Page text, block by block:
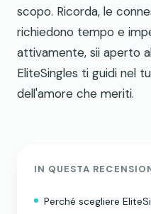
scopo. Ricorda, le
richiedono tempo e
attivamente, sii aperto
EliteSingles ti guidi nel
dell'amore che meriti.
IN QUESTA
Perché scegliere